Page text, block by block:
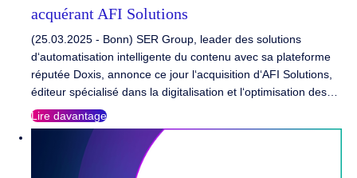
acquérant AFI Solutions
(25.03.2025 - Bonn) SER Group, leader des solutions
d‘automatisation intelligente du contenu avec sa plateforme
réputée Doxis, annonce ce jour l‘acquisition d‘AFI Solutions,
éditeur spécialisé dans la digitalisation et l‘optimisation des…
Lire davantage